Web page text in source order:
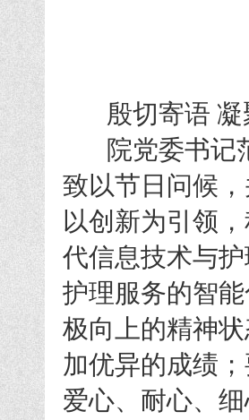
殷切寄语 凝
院党委书记范
致以节日问候
以创新为引领
代信息技术与
护理服务的智
极向上的精神
加优异的成绩
爱心、耐心、